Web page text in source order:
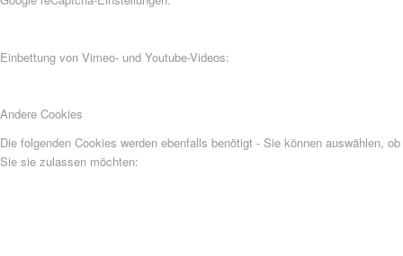
Einbettung von Vimeo- und Youtube-Videos:
Andere Cookies
Die folgenden Cookies werden ebenfalls benötigt - Sie können auswählen, ob
Sie sie zulassen möchten: